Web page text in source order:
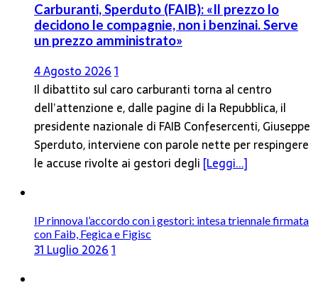
Carburanti, Sperduto (FAIB): «Il prezzo lo
decidono le compagnie, non i benzinai. Serve
un prezzo amministrato»
4 Agosto 20261
Il dibattito sul caro carburanti torna al centro
dell’attenzione e, dalle pagine di la Repubblica, il
presidente nazionale di FAIB Confesercenti, Giuseppe
Sperduto, interviene con parole nette per respingere
le accuse rivolte ai gestori degli [Leggi...]
IP rinnova l’accordo con i gestori: intesa triennale firmata
con Faib, Fegica e Figisc
31 Luglio 20261